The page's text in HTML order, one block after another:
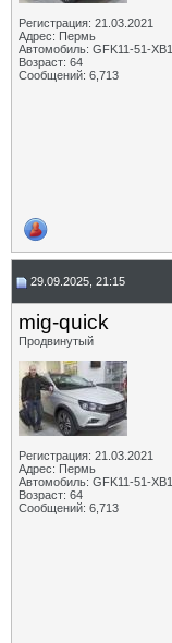
Регистрация: 21.03.2021
Адрес: Пермь
Автомобиль: GFK11-51-ХВ1
Возраст: 64
Сообщений: 6,713
29.09.2025, 21:15
mig-quick
Продвинутый
Регистрация: 21.03.2021
Адрес: Пермь
Автомобиль: GFK11-51-ХВ1
Возраст: 64
Сообщений: 6,713